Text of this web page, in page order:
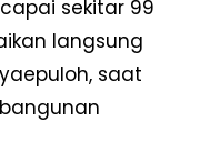
sekitar 99
langsung
saat